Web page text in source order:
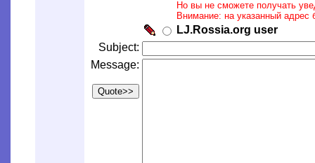
Но вы не сможете получать
Внимание: на указанный адрес
LJ.Rossia.org user
Subject:
Message: